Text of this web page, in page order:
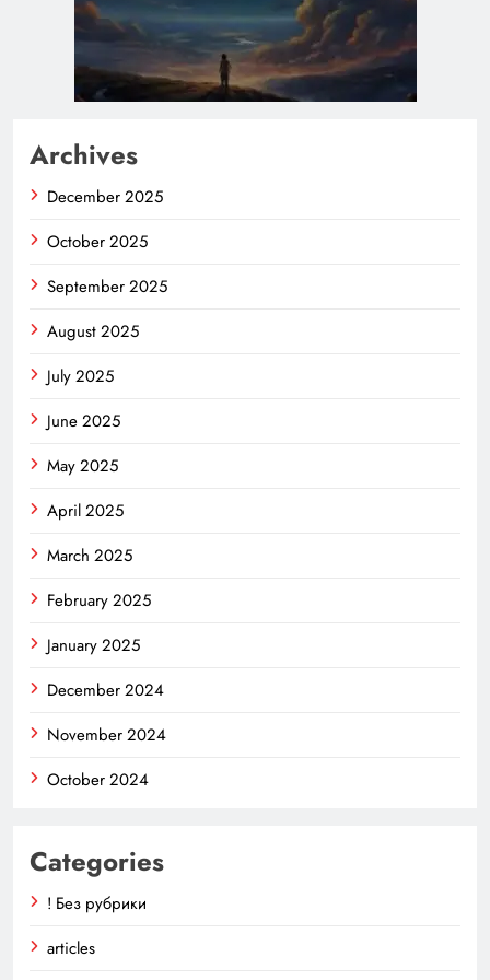
Archives
December 2025
October 2025
September 2025
August 2025
July 2025
June 2025
May 2025
April 2025
March 2025
February 2025
January 2025
December 2024
November 2024
October 2024
Categories
! Без рубрики
articles